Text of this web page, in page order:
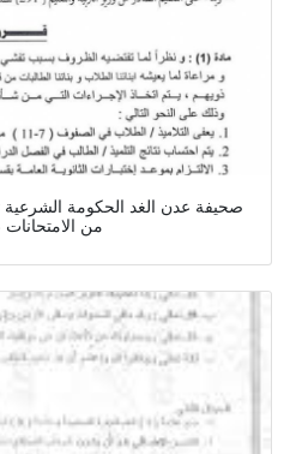
صحيفة عدن الغد الحكومة
من